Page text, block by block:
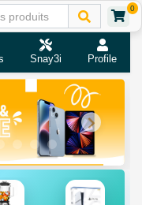
0
Snay3i Profile